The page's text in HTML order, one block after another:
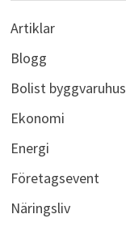
Artiklar
Blogg
Bolist byggvaruhus
Ekonomi
Energi
Företagsevent
Näringsliv